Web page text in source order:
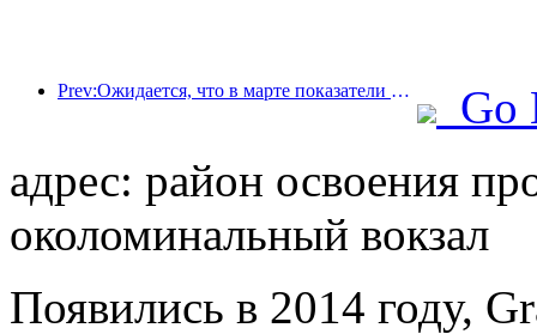
Prev:Ожидается, что в марте показатели гостиничного бизнеса в Ханчжоу продолжат расти благодаря концертам и мероприятиям
Go
адрес: район освоения
околоминальный вокзал
Появились в 2014 году,